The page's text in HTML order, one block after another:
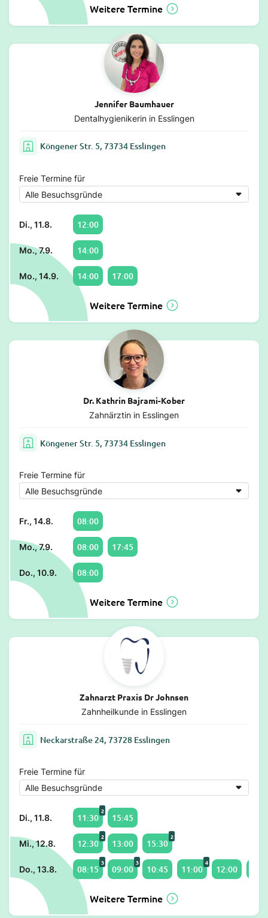
Weitere Termine
Jennifer Baumhauer
Dentalhygienikerin in Esslingen
Köngener Str. 5, 73734 Esslingen
Freie Termine für
Di., 11.8. 12:00
Mo., 7.9. 14:00
Mo., 14.9. 14:00 17:00
Weitere Termine
Dr. Kathrin Bajrami-Kober
Zahnärztin in Esslingen
Köngener Str. 5, 73734 Esslingen
Freie Termine für
Fr., 14.8. 08:00
Mo., 7.9. 08:00 17:45
Do., 10.9. 08:00
Weitere Termine
Zahnarzt Praxis Dr Johnsen
Zahnheilkunde in Esslingen
Neckarstraße 24, 73728 Esslingen
Freie Termine für
Di., 11.8. 11:30
2
15:45
Mi., 12.8. 12:30
2
13:00 15:30
2
Do., 13.8. 08:15
3
09:00
3
10:45 11:00
4
12:00
Weitere Termine